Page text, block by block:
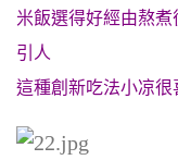
米飯選得好經由熬
引人
這種創新吃法小凉